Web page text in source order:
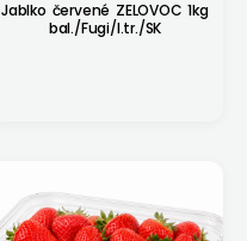
Jablko červené ZELOVOC 1kg
bal./Fugi/I.tr./SK